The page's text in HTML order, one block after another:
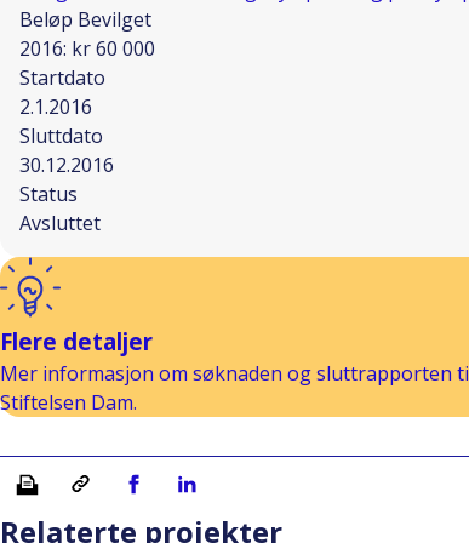
Beløp Bevilget
2016: kr 60 000
Startdato
2.1.2016
Sluttdato
30.12.2016
Status
Avsluttet
Flere detaljer
Mer informasjon om søknaden og sluttrapporten
Stiftelsen Dam.
Skriv ut Kopiera länkDel på Facebook
Del på Linkedin
Relaterte projekter